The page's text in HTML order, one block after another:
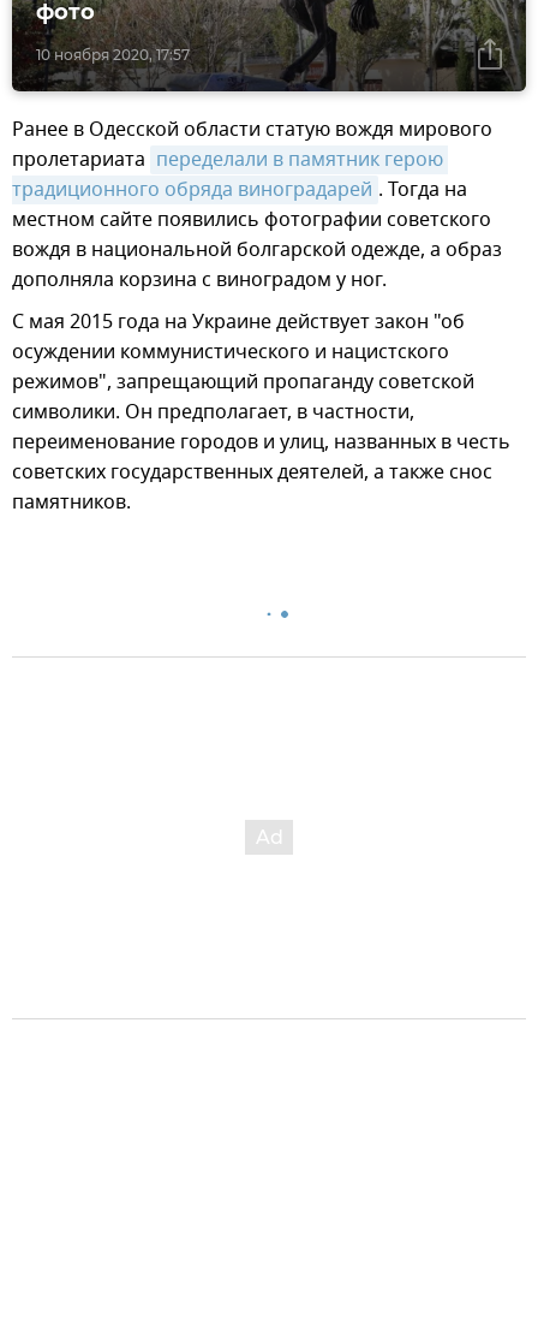
10 ноября 2020, 17:57
фото
Ранее в Одесской области статую вождя мирового
пролетариата переделали в памятник герою
традиционного обряда виноградарей . Тогда на
местном сайте появились фотографии советского
вождя в национальной болгарской одежде, а образ
дополняла корзина с виноградом у ног.
С мая 2015 года на Украине действует закон "об
осуждении коммунистического и нацистского
режимов", запрещающий пропаганду советской
символики. Он предполагает, в частности,
переименование городов и улиц, названных в честь
советских государственных деятелей, а также снос
памятников.